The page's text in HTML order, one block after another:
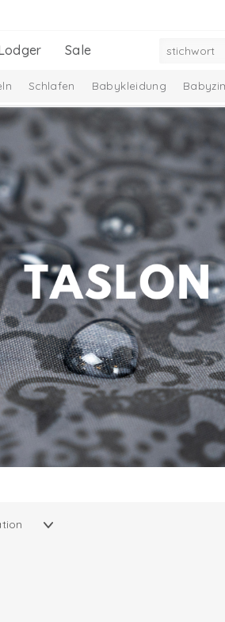
Sale
Schlafen Babykleidung
Neu Black Friday bestsellers -